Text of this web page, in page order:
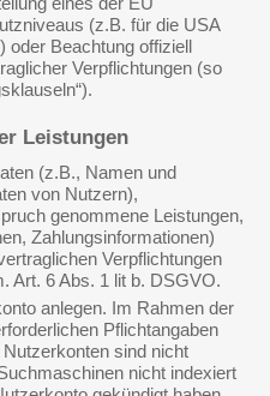
(z.B. für die USA
oder Beachtung offiziell
Verpflichtungen (so
Leistungen
(z.B., Namen und
von Nutzern),
genommene Leistungen,
Zahlungsinformationen)
Verpflichtungen
Art. 6 Abs. 1 lit b. DSGVO.
anlegen. Im Rahmen der
Pflichtangaben
sind nicht
nicht indexiert